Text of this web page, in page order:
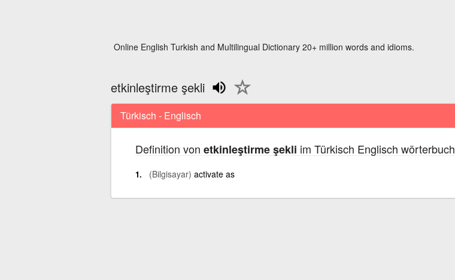
Online English Turkish and Multilingual Dictionary 20+ million words and idioms.
etkinleştirme şekli
Türkisch - Englisch
Definition von etkinleştirme şekli im Türkisch Englisch wörterbuch
(Bilgisayar) activate as